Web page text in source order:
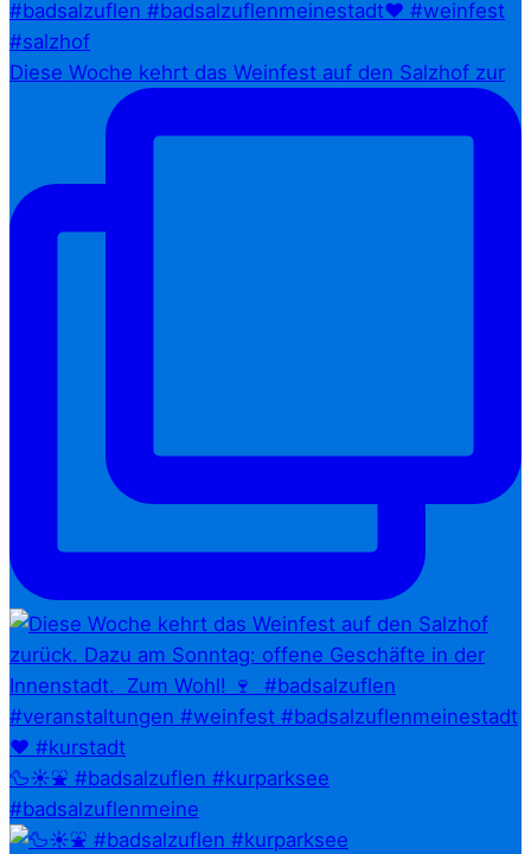
Diese Woche kehrt das Weinfest auf den Salzhof zur
🦆☀️⛲ #badsalzuflen #kurparksee
#badsalzuflenmeine